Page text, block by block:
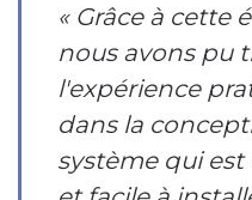
« Grâce à cette
nous avons pu
l'expérience
dans la
système qui